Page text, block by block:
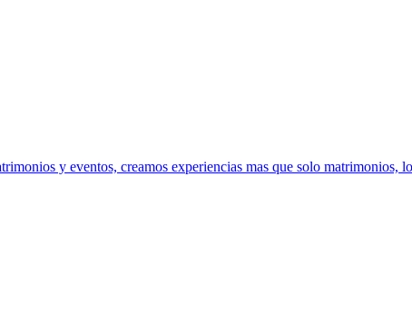
y eventos, creamos experiencias mas que solo matrimonios,